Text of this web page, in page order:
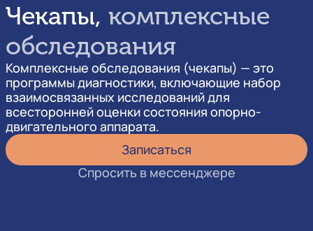
Чекапы, комплексные
обследования
Комплексные обследования (чекапы) — это
программы диагностики, включающие набор
взаимосвязанных исследований для
всесторонней оценки состояния опорно-
двигательного аппарата.
Записаться
Спросить в мессенджере